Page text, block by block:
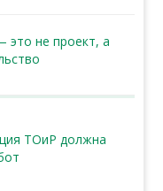
это не проект, а
ТОиР должна